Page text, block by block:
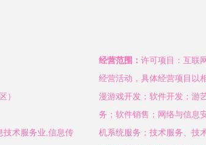
）
技术服务业,信息传
经营范围： 许可项目：互联
经营活动，具体经营项目以
漫游戏开发；软件开发；游
务；软件销售；网络与信息
机系统服务；技术服务、技